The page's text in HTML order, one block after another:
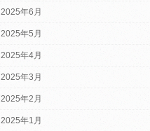
2025年6月
2025年5月
2025年4月
2025年3月
2025年2月
2025年1月